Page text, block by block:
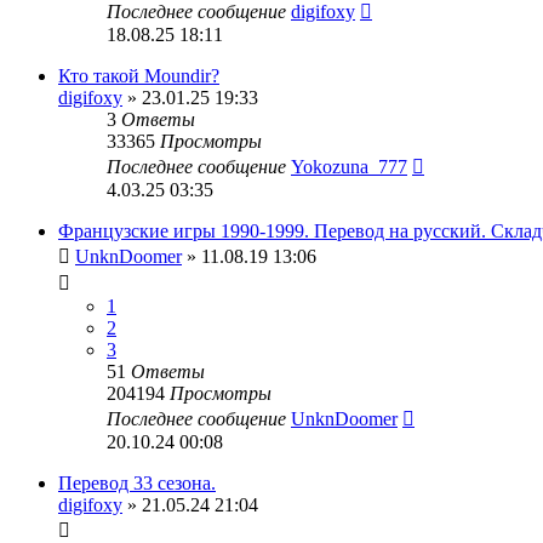
Последнее сообщение digifoxy
18.08.25 18:11
Кто такой Moundir?
digifoxy » 23.01.25 19:33
3 Ответы
33365 Просмотры
Последнее сообщение Yokozuna_777
4.03.25 03:35
Французские игры 1990-1999. Перевод на русский.
UnknDoomer» 11.08.19 13:06
1
2
3
51 Ответы
204194 Просмотры
Последнее сообщение UnknDoomer
20.10.24 00:08
Перевод 33 сезона.
digifoxy » 21.05.24 21:04